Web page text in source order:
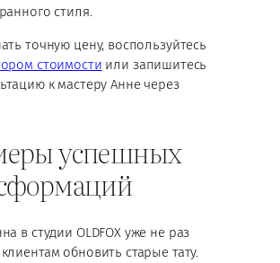
стиля.
точную цену, воспользуйтесь
стоимости или запишитесь
к мастеру Анне через
успешных
в студии OLDFOX уже не раз
обновить старые тату.